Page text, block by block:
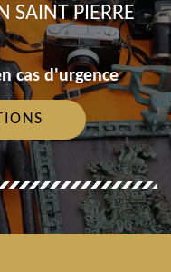
SAINT PIERRE
cas d'urgence